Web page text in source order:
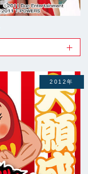
2012年